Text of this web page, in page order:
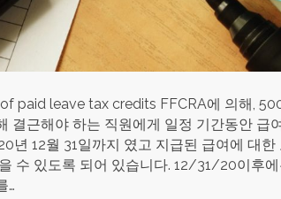
paid leave tax credits FFCRA에 의해,
결근해야 하는 직원에게 일정 기간동안 급
년 12월 31일까지 였고 지급된 급여에 대
수 있도록 되어 있습니다. 12/31/20이후
…